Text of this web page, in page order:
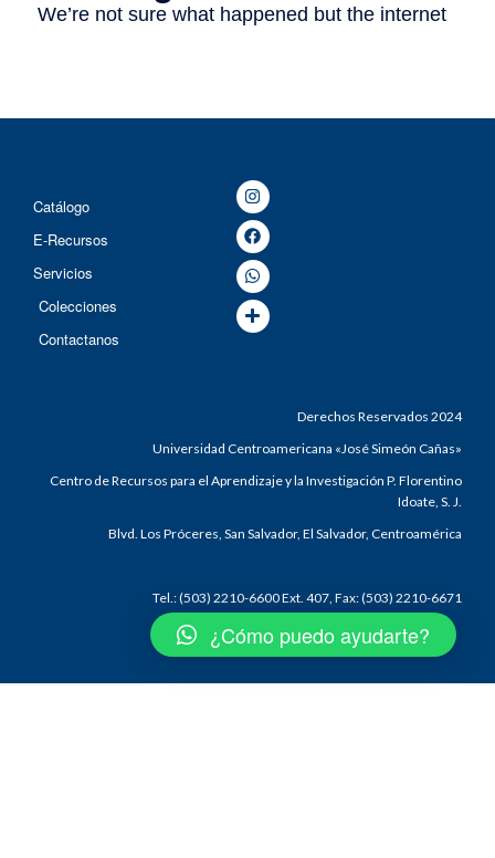
Catálogo
E-Recursos
Servicios
Colecciones
Contactanos
Derechos Reservados 2024
Universidad Centroamericana «José Simeón Cañas»
Centro de Recursos para el Aprendizaje y la Investigación P. Florentino
Idoate, S. J.
Blvd. Los Próceres, San Salvador, El Salvador, Centroamérica
Tel.: (503) 2210-6600 Ext. 407, Fax: (503) 2210-6671
¿Cómo puedo ayudarte?